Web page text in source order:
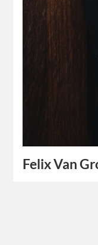
Felix Van